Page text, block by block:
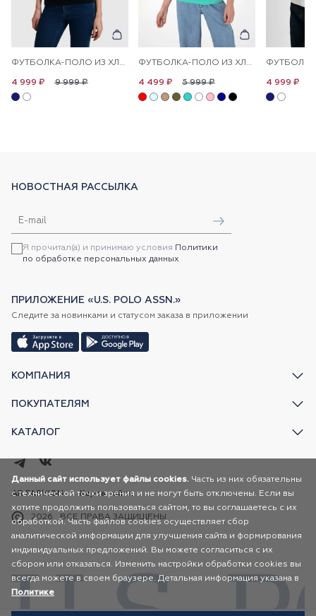
ФУТБОЛКА-ПОЛО ИЗ ХЛОПКА С УЗОРОМ КОСЫ
9 999 ₽
4 999 ₽
ФУТБОЛКА-ПОЛО ИЗ ХЛОПКА С ПРИНТОМ НА ПЛАНКЕ
5 999 ₽
4 499 ₽ 4 999 ₽
КОМПАНИЯ
ПОКУПАТЕЛЯМ
КАТАЛОГ
НОВОСТНАЯ РАССЫЛКА
Я прочитал(а) и принимаю условия Политики
по обработке персональных данных
ПРИЛОЖЕНИЕ «U.S. POLO ASSN.»
Следите за новинками и статусом заказа в приложении
2026 ВСЕ ПРАВА ЗАЩИЩЕНЫ
AR FASHION Карта сайта
Данный сайт использует файлы cookies. Часть из них обязательны
с технической точки зрения и не могут быть отключены. Если вы
хотите продолжить пользоваться сайтом, то вы соглашаетесь с их
обработкой. Часть файлов cookies осуществляет сбор
аналитической информации для улучшения сайта и формирования
индивидуальных предложений. Вы можете согласиться с их
сбором или отказаться. Изменить настройки обработки cookies вы
всегда можете в своем браузере. Детальная информация указана в
Политике